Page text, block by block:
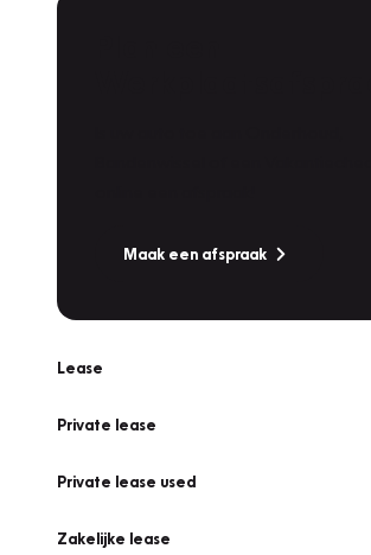
Maak een afspraak
Lease
Private lease
Private lease used
Zakelijke lease